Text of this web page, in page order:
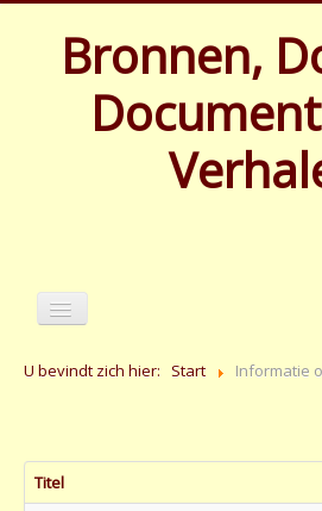
Bronnen,
Home
U bevindt zich hier: Start Informatie
Titel